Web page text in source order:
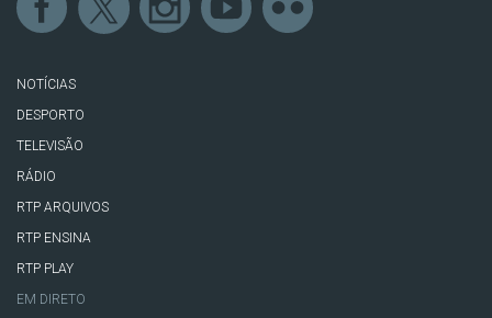
NOTÍCIAS
DESPORTO
TELEVISÃO
RÁDIO
RTP ARQUIVOS
RTP ENSINA
RTP PLAY
EM DIRETO